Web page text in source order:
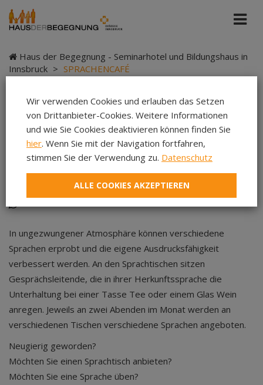
Haus der Begegnung - Seminarhotel und Bildungshaus in
Innsbruck > SPRACHENCAFÉ
SPRACHENCAFÉ
In ungezwungener Atmosphäre können verschiedene
Sprachen erprobt und die eigene Ausdrucksfähigkeit
verbessert werden. An den Sprachtischen sitzen
Gesprächsleitende, die in ihrer Herkunftssprache die
Unterhaltung bei einer Tasse Tee oder einem Glas Wein
anregen. Jeweils an zwei Abenden im Monat werden an
verschiedenen Tischen verschiedene Sprachen angeboten.
Neugierig geworden?
Möchten Sie einen Sprachtisch anbieten?
Möchten Sie eine Sprache üben?
Wir verwenden Cookies und erlauben das Setzen
von Drittanbieter-Cookies. Weitere Informationen
und wie Sie Cookies deaktivieren können finden Sie
hier. Wenn Sie mit der Navigation fortfahren,
stimmen Sie der Verwendung zu. Datenschutz
ALLE COOKIES AKZEPTIEREN